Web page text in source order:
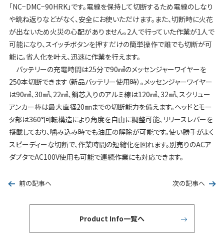
「NC−DMC−90HRK」です。電線を保持して切断するため電線のしなり
や跳ね返りなどがなく、安全にお使いただけます。また、切断時に火花
が出ないため火災の心配がありません。2人で行っていた作業が1人で
可能になり、スイッチボタンを押すだけの簡単操作で誰でも切断が可
能に。省人化を叶え、迅速に作業を行えます。
バッテリーの充電時間は25分で90㎟のメッセンジャーワイヤーを
250本切断できます（新品バッテリー使用時）。メッセンジャーワイヤー
は90㎟、30㎟、22㎟、鋼芯入りのアルミ線は120㎟、32㎟、スクリュー
アンカー棒は最大直径20㎜までの切断能力を備えます。ヘッドとモー
タ部は360°回転構造により角度を自由に調整可能、リリースレバーを
搭載しており、噛み込み時でも油圧の解除が可能です。使い勝手がよく
スピーディーな切断で、作業時間の短縮化を図れます。別売りのACア
ダプタでAC100V使用も可能で連続作業にも対応できます。
前の記事へ 次の記事へ
Product Info一覧へ